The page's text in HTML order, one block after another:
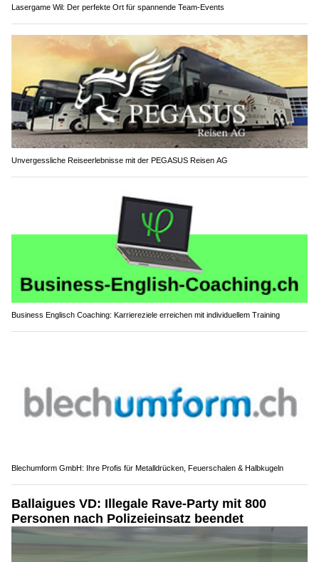
Lasergame Wil: Der perfekte Ort für spannende Team-Events
Unvergessliche Reiseerlebnisse mit der PEGASUS Reisen AG
Business Englisch Coaching: Karriereziele erreichen mit individuellem Training
Blechumform GmbH: Ihre Profis für Metalldrücken, Feuerschalen & Halbkugeln
Ballaigues VD: Illegale Rave-Party mit 800
Personen nach Polizeieinsatz beendet